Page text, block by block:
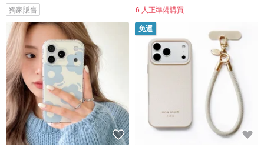
獨家販售 6 人正準備購買
免運